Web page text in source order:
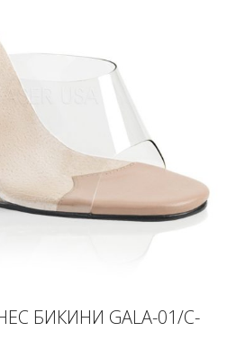
БИКИНИ GALA-01/C-